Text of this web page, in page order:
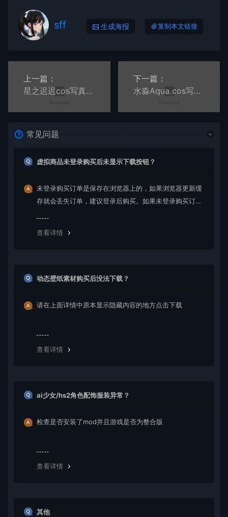
sff 生成海报 复制本文链接
上一篇：
星之迟迟cos写真合集九
下一篇：
水淼Aqua cos写真合集十一
常见问题
虚拟商品未登录购买后未显示下载按钮？
未登录购买订单是保存在浏览器上的，如果浏览器更新缓
存就会丢失订单，建议登录后购买。如果未登录购买订单
查看详情
动态壁纸素材购买后没法下载？
请在上面详情中原本显示隐藏内容的地方点击下载
查看详情
ai少女/hs2角色配饰服装异常？
检查是否安装了mod并且游戏是否为整合版
查看详情
其他